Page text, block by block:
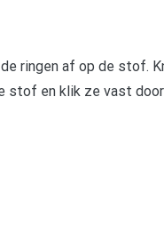
ringen af op de stof.
stof en klik ze vast